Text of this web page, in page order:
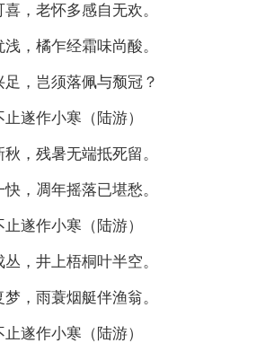
老怀多感自无欢。
橘乍经霜味尚酸。
，岂须落佩与颓冠？
作小寒（陆游）
残暑无端抵死留。
凋年摇落已堪愁。
作小寒（陆游）
井上梧桐叶半空。
雨蓑烟艇伴渔翁。
作小寒（陆游）